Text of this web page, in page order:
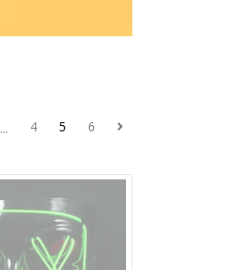
... 4 5 6